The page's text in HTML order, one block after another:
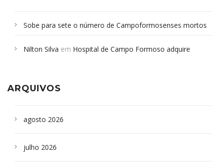
Sobe para sete o número de Campoformosenses mortos
Campoformosenses que morreram em desabamentos são
Nilton Silva em Hospital de Campo Formoso adquire
ARQUIVOS
agosto 2026
julho 2026